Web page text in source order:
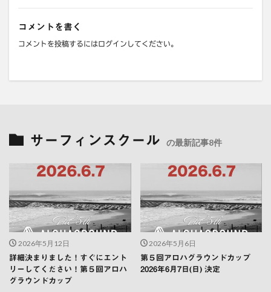
コメントを書く
コメントを投稿するにはログイン してください。
サーフィンスクール の最新記事8件
2026年5月12日
詳細決まりました！すぐにエント
リーしてください！第５回アロハ
グラウンドカップ
2026年5月6日
第５回アロハグラウンドカップ
2026年6月7日(日) 決定